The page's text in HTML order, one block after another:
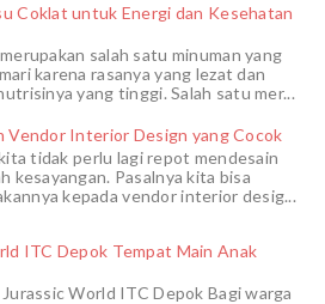
Coklat untuk Energi dan Kesehatan
salah satu minuman yang
karena rasanya yang lezat dan
yang tinggi. Salah satu mer...
Vendor Interior Design yang Cocok
tidak perlu lagi repot mendesain
kesayangan. Pasalnya kita bisa
kepada vendor interior desig...
ITC Depok Tempat Main Anak
World ITC Depok Bagi warga